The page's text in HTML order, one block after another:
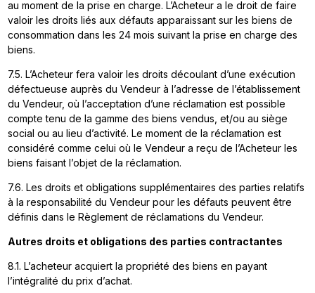
au moment de la prise en charge. L’Acheteur a le droit de faire
valoir les droits liés aux défauts apparaissant sur les biens de
consommation dans les 24 mois suivant la prise en charge des
biens.
7.5. L’Acheteur fera valoir les droits découlant d’une exécution
défectueuse auprès du Vendeur à l’adresse de l’établissement
du Vendeur, où l’acceptation d’une réclamation est possible
compte tenu de la gamme des biens vendus, et/ou au siège
social ou au lieu d’activité. Le moment de la réclamation est
considéré comme celui où le Vendeur a reçu de l’Acheteur les
biens faisant l’objet de la réclamation.
7.6. Les droits et obligations supplémentaires des parties relatifs
à la responsabilité du Vendeur pour les défauts peuvent être
définis dans le Règlement de réclamations du Vendeur.
Autres droits et obligations des parties contractantes
8.1. L’acheteur acquiert la propriété des biens en payant
l’intégralité du prix d’achat.